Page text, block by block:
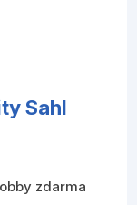
Sahl
zdarma